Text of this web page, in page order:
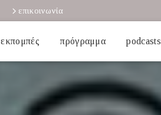
επικοινωνία
εκπομπές πρόγραμμα podcasts